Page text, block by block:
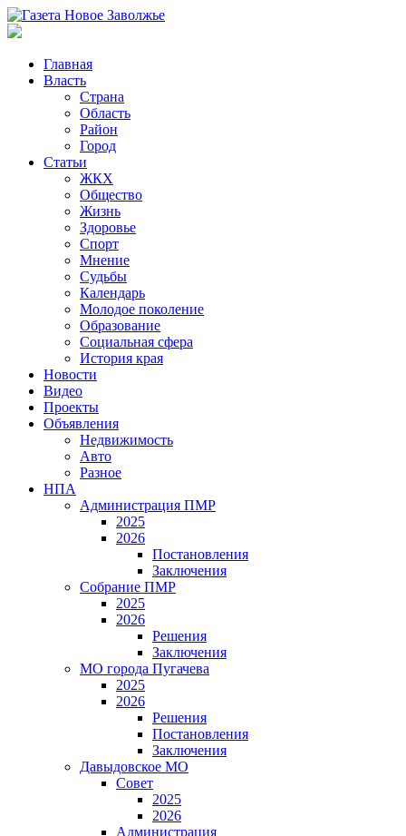
Главная
Власть
Страна
Область
Район
Город
Статьи
ЖКХ
Общество
Жизнь
Здоровье
Спорт
Мнение
Судьбы
Календарь
Молодое поколение
Образование
Социальная сфера
История края
Новости
Видео
Проекты
Объявления
Недвижимость
Авто
Разное
НПА
Администрация ПМР
2025
2026
Постановления
Заключения
Собрание ПМР
2025
2026
Решения
Заключения
МО города Пугачева
2025
2026
Решения
Постановления
Заключения
Давыдовское МО
Совет
2025
2026
Администрация